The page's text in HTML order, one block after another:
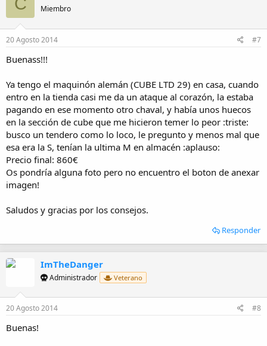
Miembro
20 Agosto 2014 #7
Buenass!!!
Ya tengo el maquinón alemán (CUBE LTD 29) en casa, cuando
entro en la tienda casi me da un ataque al corazón, la estaba
pagando en ese momento otro chaval, y había unos huecos
en la sección de cube que me hicieron temer lo peor :triste:
busco un tendero como lo loco, le pregunto y menos mal que
esa era la S, tenían la ultima M en almacén :aplauso:
Precio final: 860€
Os pondría alguna foto pero no encuentro el boton de anexar
imagen!
Saludos y gracias por los consejos.
Responder
ImTheDanger
Administrador Veterano
20 Agosto 2014 #8
Buenas!